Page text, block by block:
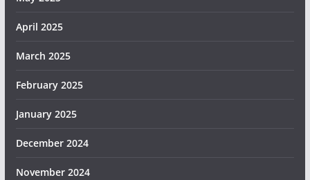
April 2025
March 2025
February 2025
January 2025
December 2024
November 2024